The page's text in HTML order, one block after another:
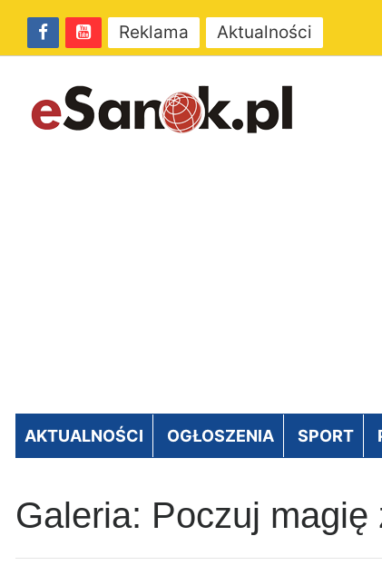
Reklama Aktualności
AKTUALNOŚCI OGŁOSZENIA SPORT
Galeria: Poczuj